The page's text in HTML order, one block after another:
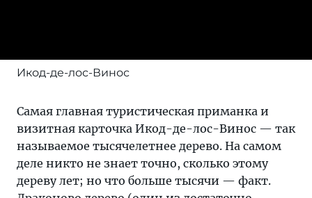
Икод-де-лос-Винос
Самая главная туристическая приманка и
визитная карточка Икод-де-лос-Винос — так
называемое тысячелетнее дерево. На самом
деле никто не знает точно, сколько этому
дереву лет; но что больше тысячи — факт.